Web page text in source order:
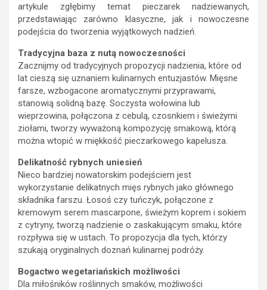
artykule zgłębimy temat pieczarek nadziewanych,
przedstawiając zarówno klasyczne, jak i nowoczesne
podejścia do tworzenia wyjątkowych nadzień.
Tradycyjna baza z nutą nowoczesności
Zacznijmy od tradycyjnych propozycji nadzienia, które od
lat cieszą się uznaniem kulinarnych entuzjastów. Mięsne
farsze, wzbogacone aromatycznymi przyprawami,
stanowią solidną bazę. Soczysta wołowina lub
wieprzowina, połączona z cebulą, czosnkiem i świeżymi
ziołami, tworzy wyważoną kompozycję smakową, którą
można wtopić w miękkość pieczarkowego kapelusza.
Delikatność rybnych uniesień
Nieco bardziej nowatorskim podejściem jest
wykorzystanie delikatnych mięs rybnych jako głównego
składnika farszu. Łosoś czy tuńczyk, połączone z
kremowym serem mascarpone, świeżym koprem i sokiem
z cytryny, tworzą nadzienie o zaskakującym smaku, które
rozpływa się w ustach. To propozycja dla tych, którzy
szukają oryginalnych doznań kulinarnej podróży.
Bogactwo wegetariańskich możliwości
Dla miłośników roślinnych smaków, możliwości